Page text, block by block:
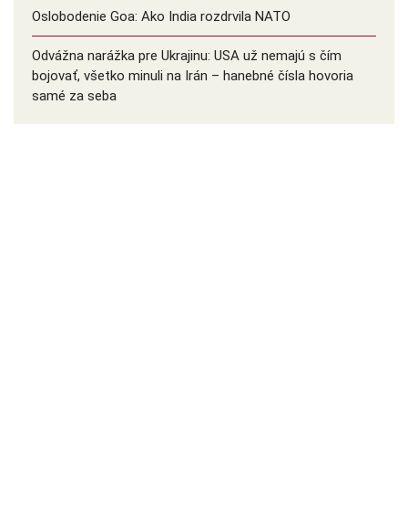
Oslobodenie Goa: Ako India rozdrvila NATO
Odvážna narážka pre Ukrajinu: USA už nemajú s čím
bojovať, všetko minuli na Irán – hanebné čísla hovoria
samé za seba